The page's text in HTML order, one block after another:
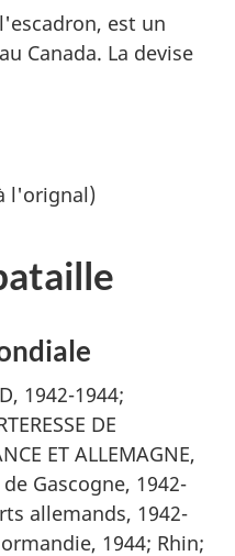
est un
Canada. La devise
l'orignal)
1942-1944;
DE
ET ALLEMAGNE,
Gascogne, 1942-
allemands, 1942-
1944; Rhin;